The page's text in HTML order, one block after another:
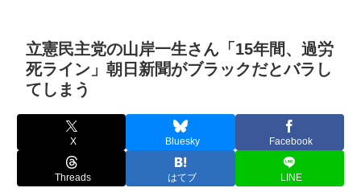
立憲民主党の山岸一生さん「15年間、過労
死ライン」朝日新聞がブラックだとバラし
てしまう
X Bluesky Facebook
Threads はてブ LINE